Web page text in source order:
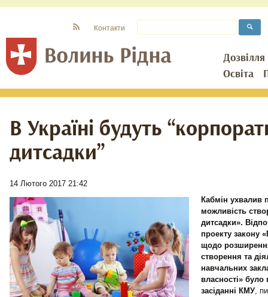
Дозвілля
Освіта
Контакти
В Україні будуть
дитсадки”
14 Лютого 2017 21:42
Кабмін ухвалив
можливість
дитсадки».
проекту закону
щодо
створення та
навчальних
власності»
засіданні КМУ,